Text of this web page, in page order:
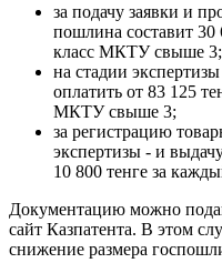
за подачу заявки и
пошлина составит 30
класс МКТУ свыше 3;
на стадии
оплатить от 83 125
МКТУ свыше 3;
за регистрацию
экспертизы - и
10 800 тенге за
Документацию можно
сайт Казпатента. В этом
снижение размера